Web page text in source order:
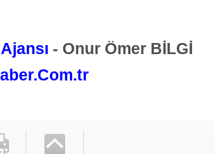
- Onur Ömer BİLGİ